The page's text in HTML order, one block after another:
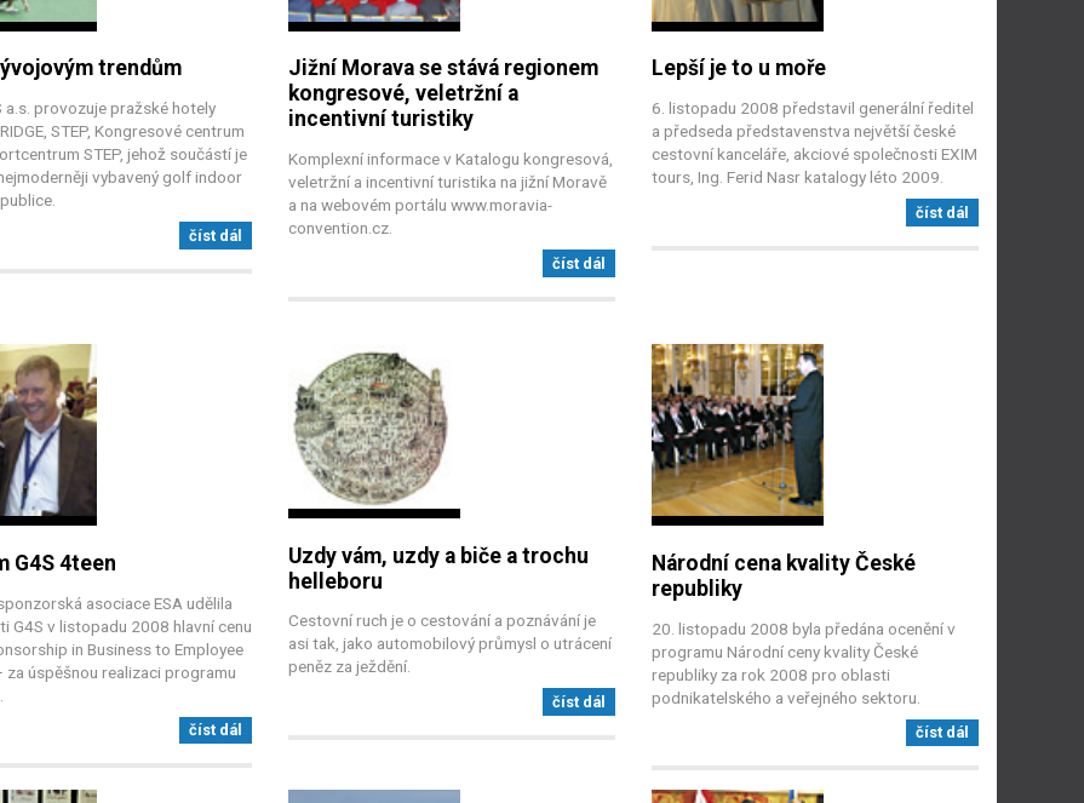
trendům
a.s. provozuje pražské hotely
STEP, Kongresové centrum
STEP, jehož součástí je
vybavený golf indoor
číst dál
Jižní Morava se stává regionem
kongresové, veletržní a
incentivní turistiky
Komplexní informace v Katalogu kongresová,
veletržní a incentivní turistika na jižní Moravě
a na webovém portálu www.moravia-
convention.cz.
číst dál
Lepší je to u moře
6. listopadu 2008 představil generální ředitel
a předseda představenstva největší české
cestovní kanceláře, akciové společnosti EXIM
tours, Ing. Ferid Nasr katalogy léto 2009.
číst dál
G4S 4teen
asociace ESA udělila
G4S v listopadu 2008 hlavní cenu
in Business to Employee
za úspěšnou realizaci programu
číst dál
Uzdy vám, uzdy a biče a trochu
helleboru
Cestovní ruch je o cestování a poznávání je
asi tak, jako automobilový průmysl o utrácení
peněz za ježdění.
číst dál
Národní cena kvality České
republiky
20. listopadu 2008 byla předána ocenění v
programu Národní ceny kvality České
republiky za rok 2008 pro oblasti
podnikatelského a veřejného sektoru.
číst dál